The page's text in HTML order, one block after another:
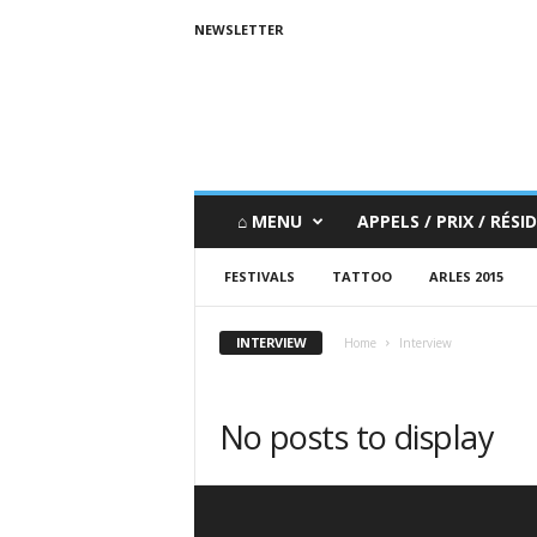
NEWSLETTER
⌂ MENU APPELS / PRIX /
FESTIVALS TATTOO ARLES 2015
INTERVIEW Home Interview
No posts to display